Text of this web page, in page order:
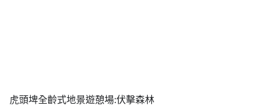
虎頭埤全齡式地景遊憩場:伏擊森林